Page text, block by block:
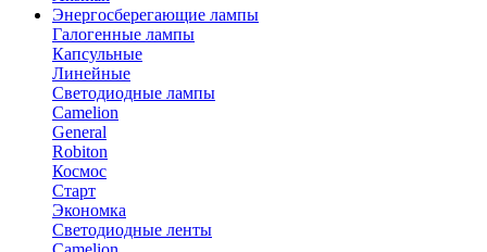
Энергосберегающие лампы
Галогенные лампы
Капсульные
Линейные
Светодиодные лампы
Camelion
General
Robiton
Космос
Старт
Экономка
Светодиодные ленты